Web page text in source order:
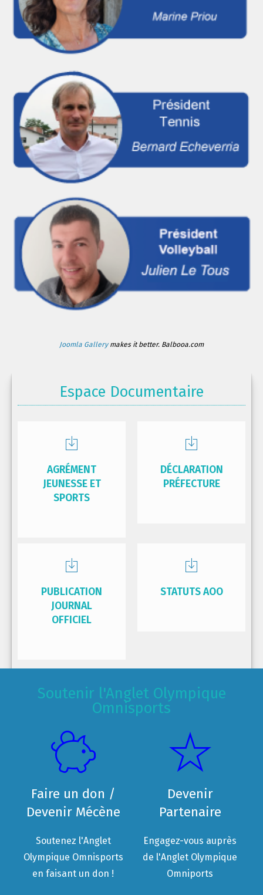
Joomla Gallerymakes it better. Balbooa.com
Espace Documentaire
AGRÉMENT
JEUNESSE ET
SPORTS
DÉCLARATION
PRÉFECTURE
PUBLICATION
JOURNAL
OFFICIEL
STATUTS AOO
Soutenir l'Anglet Olympique
Omnisports
Faire un don /
Devenir Mécène
Soutenez l'Anglet
Olympique Omnisports
en faisant un don !
Devenir
Partenaire
Engagez-vous auprès
de l'Anglet Olympique
Omniports